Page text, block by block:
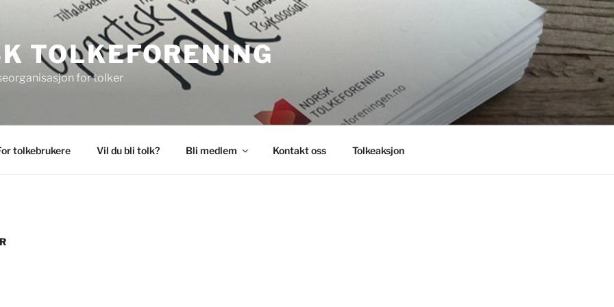
TOLKEFORENING
for tolker
tolkebrukere Vil du bli tolk? Bli medlem Kontakt oss Tolkeaksjon